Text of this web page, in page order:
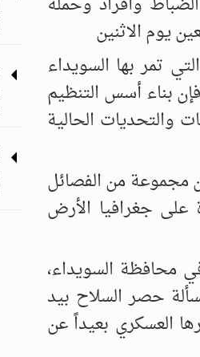
يوم الاثنين
تمر بها السويداء
بناء أسس التنظيم
والتحديات الحالية
مجموعة من الفصائل
على جغرافيا الأرض
محافظة السويداء،
حصر السلاح بيد
العسكري بعيداً عن